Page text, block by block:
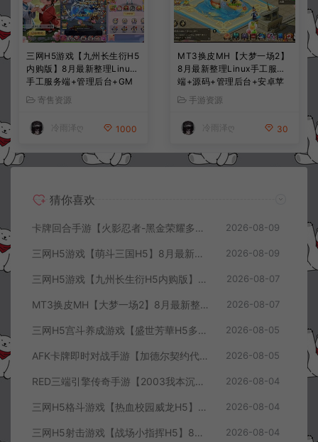
三网H5游戏【九州长生衍H5
内购版】8月最新整理Linux
手工服务端+管理后台+GM
授权后台+简易安卓客户端
+详细搭建教程+视频教程
寄售资源
冷雨泽ღ 1000
MT3换皮MH【大梦一场2】
8月最新整理Linux手工服务
端+源码+管理后台+安卓苹
果双端+详细搭建教程+视频
教程
手游资源
冷雨泽ღ 30
猜你喜欢
卡牌回合手游【火影忍者-黑金荣耀多区跨服平台币内购版】8月最新整理Linux手工服务端+CDK授权后台+安卓+详细搭建教程+视频教程 2026-08-09
三网H5游戏【萌斗三国H5】8月最新整理Win一键服务端+GM充值后台+简易安卓客户端+详细搭建教程+视频教程 2026-08-09
三网H5游戏【九州长生衍H5内购版】8月最新整理Linux手工服务端+管理后台+GM授权后台+简易安卓客户端+详细搭建教程+视频教程 2026-08-07
MT3换皮MH【大梦一场2】8月最新整理Linux手工服务端+源码+管理后台+安卓苹果双端+详细搭建教程+视频教程 2026-08-07
三网H5宫斗养成游戏【盛世芳華H5多区跨服代金券内购优化版】8月最新整理Linux手工服务端+CDK授权后台+全资源安卓+详细搭建教程+视频教程 2026-08-05
AFK卡牌即时对战手游【加德尔契约代金券内购修复版】8月最新整理Linux手工服务端+前后端全套源码+CDK授权后台+安卓苹果双端+详细搭建教程+视频教程 2026-08-05
RED三端引擎传奇手游【2003我本沉默三职业】8月最新整理Win一键服务端+PC安卓+详细搭建教程 2026-08-04
三网H5格斗游戏【热血校园威龙H5】8月最新整理Linux手工服务端+Win一键服务端+解压即玩+简易安卓客户端+详细搭建教程 2026-08-04
三网H5射击游戏【战场小指挥H5】8月最新整理Linux手工服务端+Win一键服务端+解压即玩+简易安卓客户端+详细搭建教程 2026-08-04